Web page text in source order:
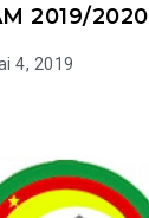
2019/2020
4, 2019